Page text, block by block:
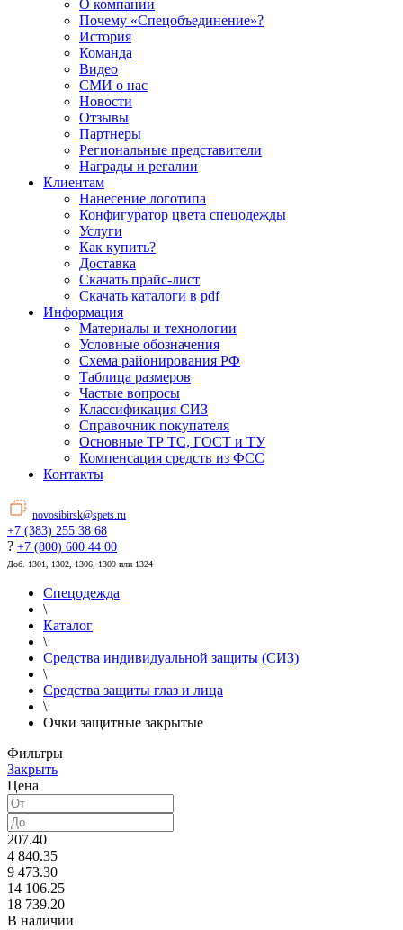
О компании
Почему «Спецобъединение»?
История
Команда
Видео
СМИ о нас
Новости
Отзывы
Партнеры
Региональные представители
Награды и регалии
Клиентам
Нанесение логотипа
Конфигуратор цвета спецодежды
Услуги
Как купить?
Доставка
Скачать прайс-лист
Скачать каталоги в pdf
Информация
Материалы и технологии
Условные обозначения
Схема районирования РФ
Таблица размеров
Частые вопросы
Классификация СИЗ
Справочник покупателя
Основные ТР ТС, ГОСТ и ТУ
Компенсация средств из ФСС
Контакты
novosibirsk@spets.ru
+7 (383) 255 38 68
? +7 (800) 600 44 00
Доб. 1301, 1302, 1306, 1309 или 1324
Спецодежда
\
Каталог
\
Средства индивидуальной защиты (СИЗ)
\
Средства защиты глаз и лица
\
Очки защитные закрытые
Фильтры
Закрыть
Цена
207.40
4 840.35
9 473.30
14 106.25
18 739.20
В наличии